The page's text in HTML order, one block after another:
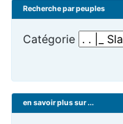
Recherche par peuples
Catégorie
en savoir plus sur ...